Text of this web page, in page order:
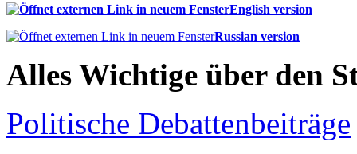
English version
Russian version
Alles Wichtige über den
Politische Debattenbeiträge